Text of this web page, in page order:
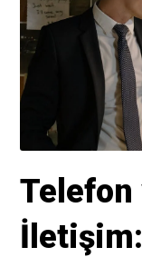
Telefon